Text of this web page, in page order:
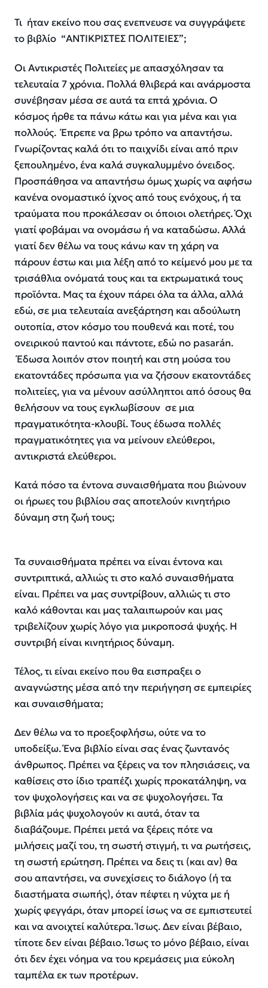
Τι ήταν εκείνο που σας ενεπνευσε να συγγράψετε
το βιβλίο “ΑΝΤΙΚΡΙΣΤΕΣ ΠΟΛΙΤΕΙΕΣ”;
Οι Αντικριστές Πολιτείες με απασχόλησαν τα
τελευταία 7 χρόνια. Πολλάθλιβερά και ανάρμοστα
συνέβησαν μέσα σε αυτά τα επτά χρόνια. Ο
κόσμος ήρθε τα πάνω κάτω και για μένα και για
πολλούς. Έπρεπε να βρω τρόπο νααπαντήσω.
Γνωρίζοντας καλάότι το παιχνίδι είναι από πριν
ξεπουλημένο, ένα καλά συγκαλυμμένο όνειδος.
Προσπάθησα να απαντήσω όμως χωρίς να αφήσω
κανένα ονομαστικό ίχνος από τους ενόχους, ή τα
τραύματαπου προκάλεσανοι όποιοι ολετήρες. Όχι
γιατί φοβάμαι να ονομάσω ή να καταδώσω. Αλλά
γιατί δεν θέλω να τους κάνω καν τη χάρη να
πάρουνέστω και μια λέξη από το κείμενό μου με τα
τρισάθλια ονόματά τους και τα εκτρωματικά τους
προϊόντα. Μαςταέχουν πάρει όλα τα άλλα, αλλά
εδώ, σε μιατελευταία ανεξάρτηση και αδούλωτη
ουτοπία,στον κόσμο του πουθενά και ποτέ,του
ονειρικού παντού και πάντοτε, εδώ no pasarán.
Έδωσαλοιπόνστον ποιητή και στη μούσα του
εκατοντάδες πρόσωπαγια να ζήσουν εκατοντάδες
πολιτείες, για να μένουν ασύλληπτοι απόόσουςθα
θελήσουν να τους εγκλωβίσουν σε μια
πραγματικότητα-κλουβί. Τους έδωσα πολλές
πραγματικότητες για να μείνουν ελεύθεροι,
αντικριστά ελεύθεροι.
Κατά πόσο τα έντονα συναισθήματα που βιώνουν
οι ήρωες του βιβλίου σας αποτελούν κινητήριο
δύναμη στη ζωή τους;
Τα συναισθήματα πρέπει να είναι έντονα και
συντριπτικά, αλλιώς τι στο καλό συναισθήματα
είναι. Πρέπει να μας συντρίβουν, αλλιώς τι στο
καλό κάθονται και μας ταλαιπωρούν και μας
τριβελίζουνχωρίς λόγογια μικροποσά ψυχής. Η
συντριβή είναι κινητήριος δύναμη.
Τέλος, τι είναι εκείνο που θα εισπραξει ο
αναγνώστης μέσα από την περιήγηση σε εμπειρίες
και συναισθήματα;
Δεν θέλω να το προεξοφλήσω, ούτε να το
υποδείξω. Ένα βιβλίο είναι σας ένας ζωντανός
άνθρωπος. Πρέπει ναξέρεις να τον πλησιάσεις, να
καθίσεις στο ίδιο τραπέζιχωρίς προκατάληψη,να
τον ψυχολογήσεις και να σε ψυχολογήσει. Τα
βιβλία μάς ψυχολογούν κι αυτά, όταν τα
διαβάζουμε. Πρέπει μετάνα ξέρεις πότε να
μιλήσεις μαζί του,τη σωστή στιγμή,τι να ρωτήσεις,
τη σωστή ερώτηση. Πρέπει να δεις τι (και αν) θα
σου απαντήσει, να συνεχίσεις το διάλογο (ή τα
διαστήματα σιωπής), όταν πέφτει η νύχτα με ή
χωρίς φεγγάρι, όταν μπορεί ίσως να σε εμπιστευτεί
και να ανοιχτεί καλύτερα.Ίσως.Δεν είναι βέβαιο,
τίποτε δεν είναι βέβαιο. Ίσως το μόνο βέβαιο, είναι
ότι δεν έχει νόημα να του κρεμάσεις μιαεύκολη
ταμπέλαεκ των προτέρων.